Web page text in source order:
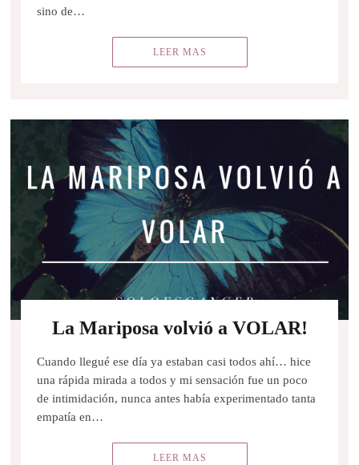
sino de…
LEER MAS
La Mariposa volvió a VOLAR!
Cuando llegué ese día ya estaban casi todos ahí… hice
una rápida mirada a todos y mi sensación fue un poco
de intimidación, nunca antes había experimentado tanta
empatía en…
LEER MAS